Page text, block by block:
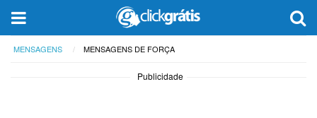
MENSAGENS MENSAGENS DE FORÇA
Publicidade